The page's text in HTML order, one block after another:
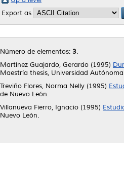
Export as
Número de elementos: 3.
Martínez Guajardo, Gerardo (1995)
Maestría thesis, Universidad
Treviño Flores, Norma Nelly (1995)
de Nuevo León.
Villanueva Fierro, Ignacio (1995)
Nuevo León.